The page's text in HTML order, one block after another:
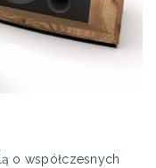
o współczesnych